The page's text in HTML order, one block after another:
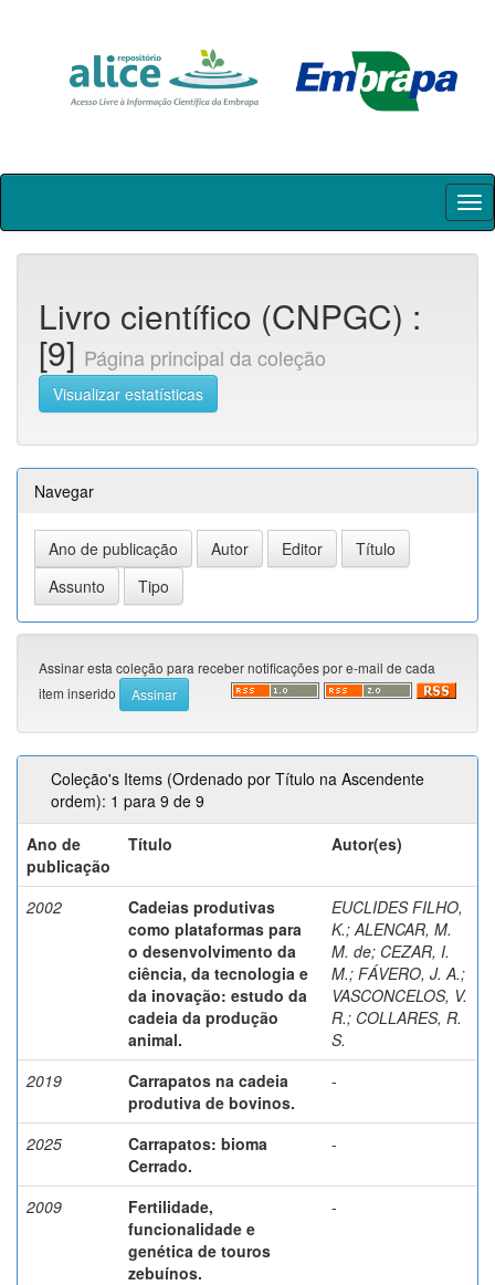
Skip
Livro científico (CNPGC) :
[9] Página principal da coleção
Visualizar estatísticas
Navegar
Assinar esta coleção para receber notificações por e-mail de cada
item inserido
Coleção's Items (Ordenado por Título na Ascendente
ordem): 1 para 9 de 9
Ano de
publicação
Título Autor(es)
2002
Cadeias produtivas
como plataformas para
o desenvolvimento da
ciência, da tecnologia e
da inovação: estudo da
cadeia da produção
animal.
EUCLIDES FILHO,
K.; ALENCAR, M.
M. de; CEZAR, I.
M.; FÁVERO, J. A.;
VASCONCELOS, V.
R.; COLLARES, R.
S.
2019
Carrapatos na cadeia
produtiva de bovinos.
-
2025
Carrapatos: bioma
Cerrado.
-
2009
Fertilidade,
funcionalidade e
genética de touros
zebuínos.
-